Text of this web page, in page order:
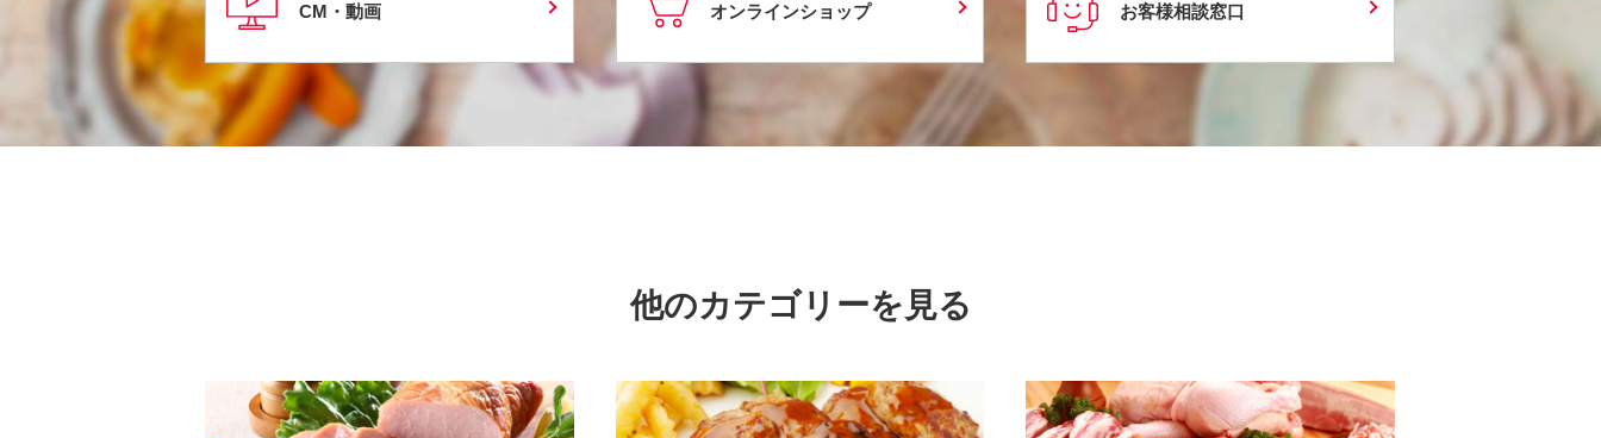
CM・動画 オンラインショップ お客様相談窓口
他のカテゴリーを見る